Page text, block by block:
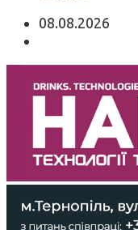
08.08.2026